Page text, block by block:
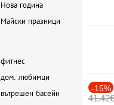
Нова година
Майски празници
фитнес
дом. любимци
вътрешен басейн
-15%
41.42€